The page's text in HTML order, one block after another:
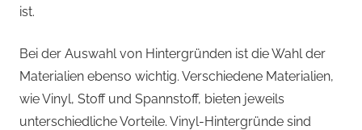
ist.
Bei der Auswahl von Hintergründen ist die Wahl der
Materialien ebenso wichtig. Verschiedene Materialien,
wie Vinyl, Stoff und Spannstoff, bieten jeweils
unterschiedliche Vorteile. Vinyl-Hintergründe sind